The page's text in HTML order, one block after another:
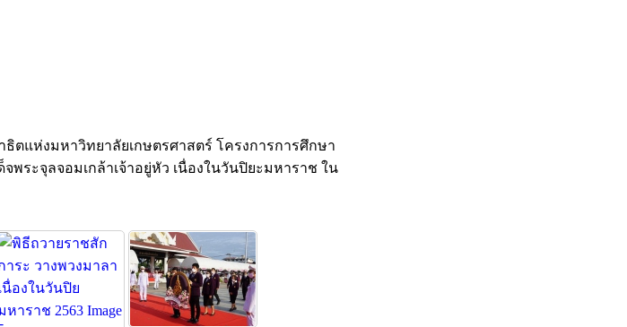
ตแห่งมหาวิทยาลัยเกษตรศาสตร์ โครงการการศึกษา
ระจุลจอมเกล้าเจ้าอยู่หัว เนื่องในวันปิยะมหาราช ใน